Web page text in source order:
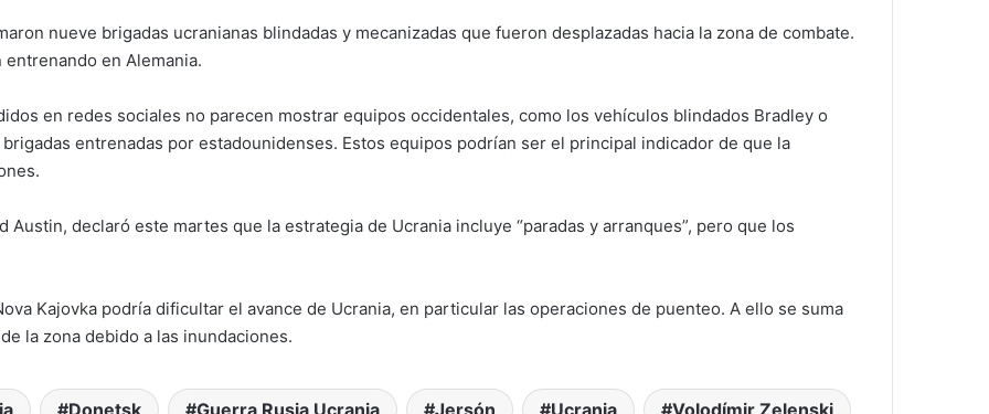
nueve brigadas ucranianas blindadas y mecanizadas que fueron desplazadas hacia la zona de combate.
en Alemania.
en redes sociales no parecen mostrar equipos occidentales, como los vehículos blindados Bradley o
entrenadas por estadounidenses. Estos equipos podrían ser el principal indicador de que la
declaró este martes que la estrategia de Ucrania incluye “paradas y arranques”, pero que los
Kajovka podría dificultar el avance de Ucrania, en particular las operaciones de puenteo. A ello se suma
la zona debido a las inundaciones.